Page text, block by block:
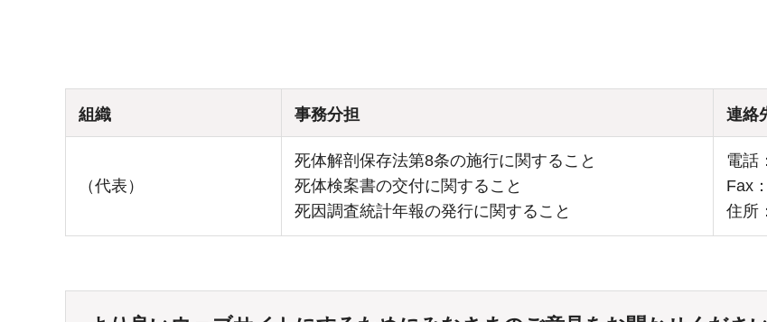
組織 事務分担 連絡
（代表）
死体解剖保存法第8条の施行に関すること
死体検案書の交付に関すること
死因調査統計年報の発行に関すること
電話
Fax
住所